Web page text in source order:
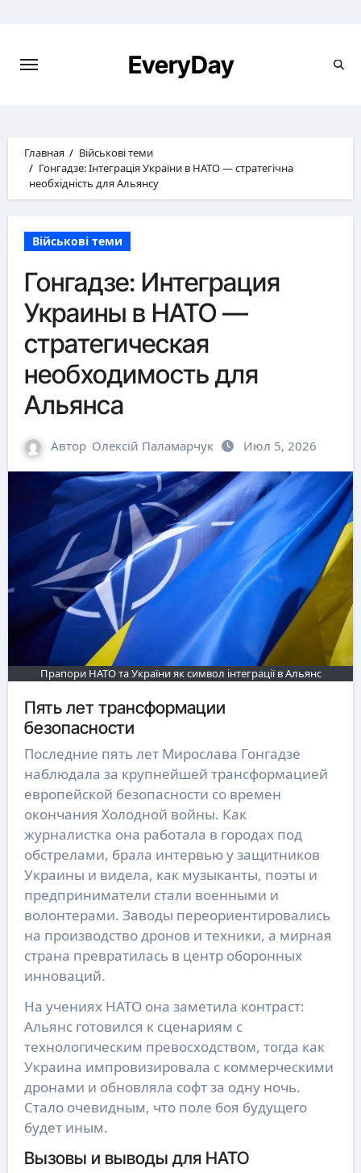
EveryDay
Главная
Військові теми
Гонгадзе: Інтеграція України в НАТО — стратегічна
необхідність для Альянсу
Військові теми
Гонгадзе: Интеграция
Украины в НАТО —
стратегическая
необходимость для
Альянса
Автор Олексій Паламарчук Июл 5, 2026
Прапори НАТО та України як символ інтеграції в Альянс
Пять лет трансформации
безопасности
Последние пять лет Мирослава Гонгадзе
наблюдала за крупнейшей трансформацией
европейской безопасности со времен
окончания Холодной войны. Как
журналистка она работала в городах под
обстрелами, брала интервью у защитников
Украины и видела, как музыканты, поэты и
предприниматели стали военными и
волонтерами. Заводы переориентировались
на производство дронов и техники, а мирная
страна превратилась в центр оборонных
инноваций.
На учениях НАТО она заметила контраст:
Альянс готовился к сценариям с
технологическим превосходством, тогда как
Украина импровизировала с коммерческими
дронами и обновляла софт за одну ночь.
Стало очевидным, что поле боя будущего
будет иным.
Вызовы и выводы для НАТО